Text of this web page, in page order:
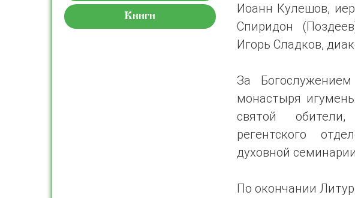
Книги
Иоанн Кулешов,
Спиридон
Игорь Сладков,
За
монастыря
святой
регентского
духовной
По окончании